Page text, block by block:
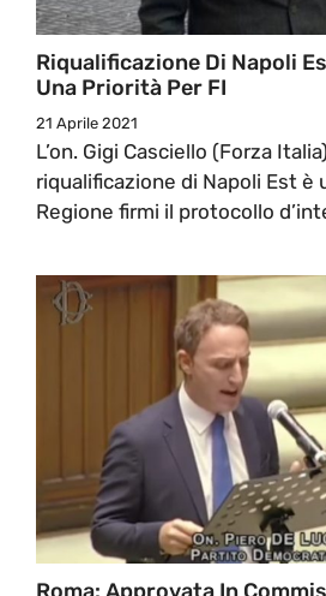
Riqualificazione Di Napoli
Una Priorità Per FI
21 Aprile 2021
L’on. Gigi Casciello (Forza
riqualificazione di Napoli Est è
Regione firmi il protocollo